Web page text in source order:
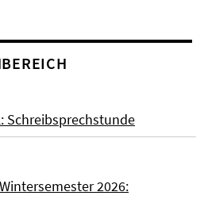
Schreibsprechstunde
2026: